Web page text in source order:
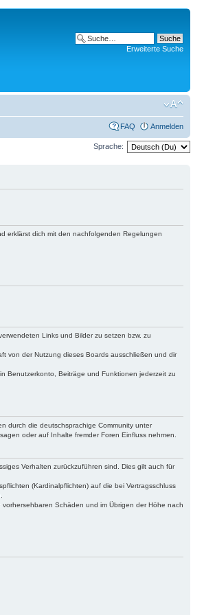
Erweiterte Suche
FAQ Anmelden
Sprache:
erklärst dich mit den nachfolgenden Regelungen
Links und Bilder zu setzen bzw. zu
von der Nutzung dieses Boards ausschließen und dir
Benutzerkonto, Beiträge und Funktionen jederzeit zu
durch die deutschsprachige Community unter
oder auf Inhalte fremder Foren Einfluss nehmen.
Verhalten zurückzuführen sind. Dies gilt auch für
(Kardinalpflichten) auf die bei Vertragsschluss
Schäden und im Übrigen der Höhe nach